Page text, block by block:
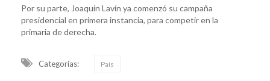
Por su parte, Joaquín Lavín ya comenzó su campaña
presidencial en primera instancia, para competir en la
primaria de derecha.
Categorias: País